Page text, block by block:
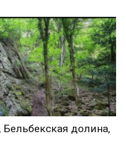
Бельбекская долина,